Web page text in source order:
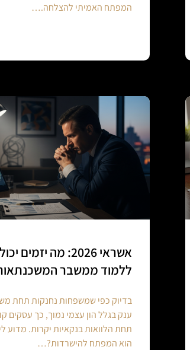
המפתח האמיתי להצלחה.…
אשראי 2026: מה יזמים
ללמוד ממשבר
בדיוק כפי שמשפחות נחנקות תחת
ענק בגלל הון עצמי נמוך, כך עסקים
תחת הלוואות בנקאיות יקרות. מדוע
הוא המפתח להישרדות?…